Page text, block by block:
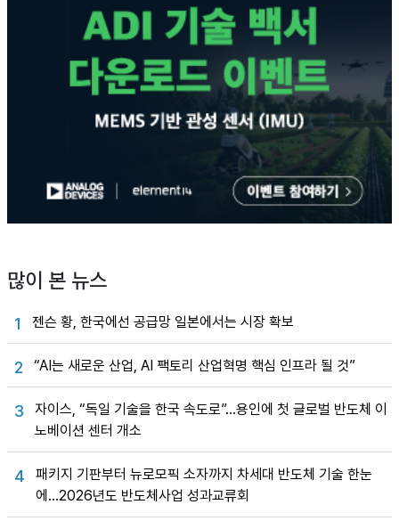
많이 본 뉴스
1 젠슨 황, 한국에선 공급망 일본에서는 시장 확보
2 “AI는 새로운 산업, AI 팩토리 산업혁명 핵심 인프라 될 것”
3
자이스, “독일 기술을 한국 속도로”…용인에 첫 글로벌 반도체 이
노베이션 센터 개소
4
패키지 기판부터 뉴로모픽 소자까지 차세대 반도체 기술 한눈
에…2026년도 반도체사업 성과교류회